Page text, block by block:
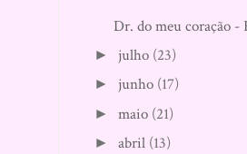
Dr. do meu coração -
► julho (23)
► junho (17)
►maio (21)
►abril (13)